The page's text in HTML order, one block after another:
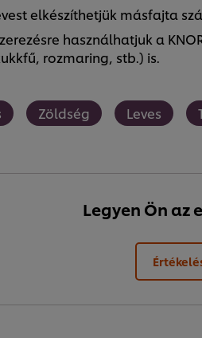
elkészíthetjük másfajta
használhatjuk a
rozmaring, stb.) is.
Zöldség Leves
Legyen Ön az